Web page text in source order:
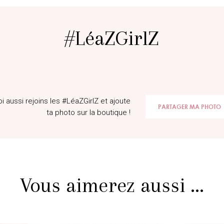
#LéaZGirlZ
aussi rejoins les #LéaZGirlZ et ajoute
ta photo sur la boutique !
PARTAGER MA PHOTO
Vous aimerez aussi ...